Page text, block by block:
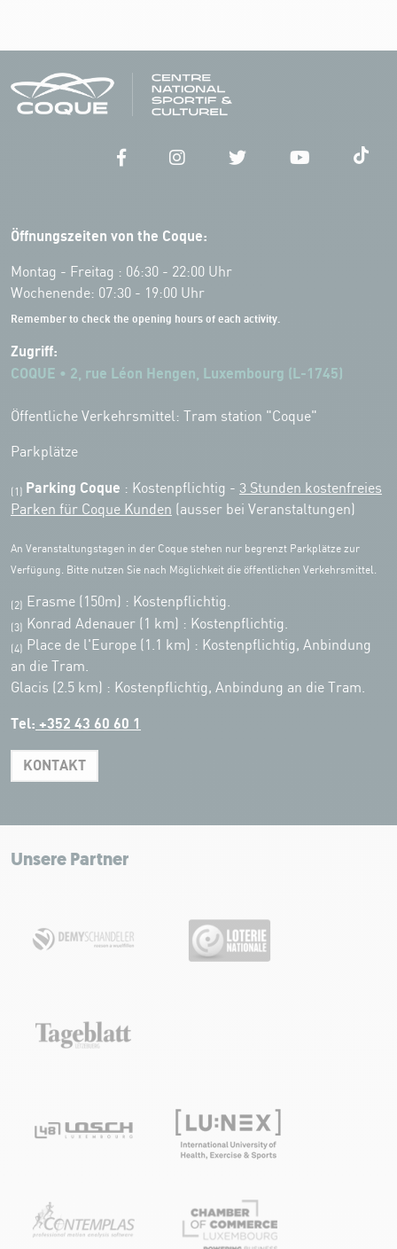
Öffnungszeiten von the Coque:
Montag - Freitag : 06:30 - 22:00 Uhr
Wochenende: 07:30 - 19:00 Uhr
Remember to check the opening hours of each activity.
Zugriff:
COQUE • 2, rue Léon Hengen, Luxembourg (L-1745)
Öffentliche Verkehrsmittel: Tram station "Coque"
Parkplätze
(1) Parking Coque : Kostenpflichtig - 3 Stunden kostenfreies
Parken für Coque Kunden (ausser bei Veranstaltungen)
An Veranstaltungstagen in der Coque stehen nur begrenzt Parkplätze zur
Verfügung. Bitte nutzen Sie nach Möglichkeit die öffentlichen Verkehrsmittel.
(2) Erasme (150m) : Kostenpflichtig.
(3) Konrad Adenauer (1 km) : Kostenpflichtig.
(4)
Place de l'Europe (1.1 km) : Kostenpflichtig, Anbindung
an die Tram.
Glacis (2.5 km) : Kostenpflichtig, Anbindung an die Tram.
Tel: +352 43 60 60 1
KONTAKT
+
−
Leaflet|Map tiles by Carto, under CC BY 3.0. Data by OpenStreetMap, under
Unsere Partner